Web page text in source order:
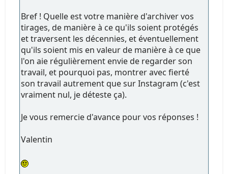
Bref ! Quelle est votre manière d'archiver vos
tirages, de manière à ce qu'ils soient protégés
et traversent les décennies, et éventuellement
qu'ils soient mis en valeur de manière à ce que
l'on aie régulièrement envie de regarder son
travail, et pourquoi pas, montrer avec fierté
son travail autrement que sur Instagram (c'est
vraiment nul, je déteste ça).
Je vous remercie d'avance pour vos réponses !
Valentin